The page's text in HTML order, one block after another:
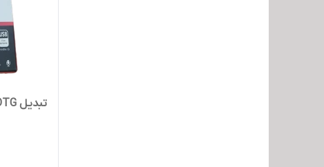
تبدیل OTG آیفون برند خنجی